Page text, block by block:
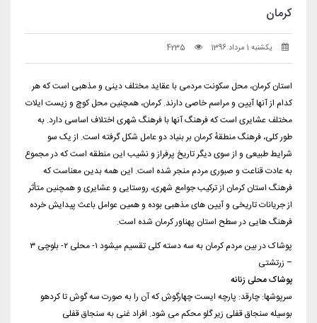
کرمان
یکشنبه 1 مرداد 1396 4235
استان کرمان، محل سکونت مردمی با عقاید مختلف دینی و مذهبی است که هر
کدام از آنها آیین و مراسم خاصی دارند. کرمان، همچنین محل کوچ و زیست ایلات
مختلف عشایری است که فرهنگ آنها با فرهنگ شهری اختلاف اساسی دارد. به
طور کلی، فرهنگ منطقهٔ کرمان بر بنیاد دو عامل شکل گرفته است. از یک سو
شرایط طبیعی و از سوی دیگر تاریخ پرفراز و نشیب این منطقه است که در مجموع
به عادت قناعت و صبوری مردم منجر شده است. این همه بدین معناست که
فرهنگ استان کرمان از ترکیب جوامع شهری، روستایی و عشایری و همچنین متأثر
از جریانات تاریخی و آیین های مذهبی بوده و همین عوامل باعث پیدایش خرده
فرهنگ هایی در سطح استان پهناور کرمان شده است.
پوشاک در بین مردم کرمان به سه دسته کلی تقسیم میشود ۱- محلی ۲- بلوچی ۳
– زرتشتی
پوشاک محلی زنانه
سرپوشها: چارقد: پارچه ایست چهارگوش که آن را به صورت سه گوش تا کردهو
بوسیله سنجاق قفلی زیر گلو محکم می شود. افراد غنی به سنجاق قفلی